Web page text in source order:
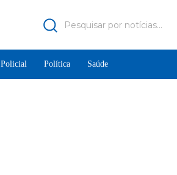
Pesquisar por notícias...
Policial Política Saúde